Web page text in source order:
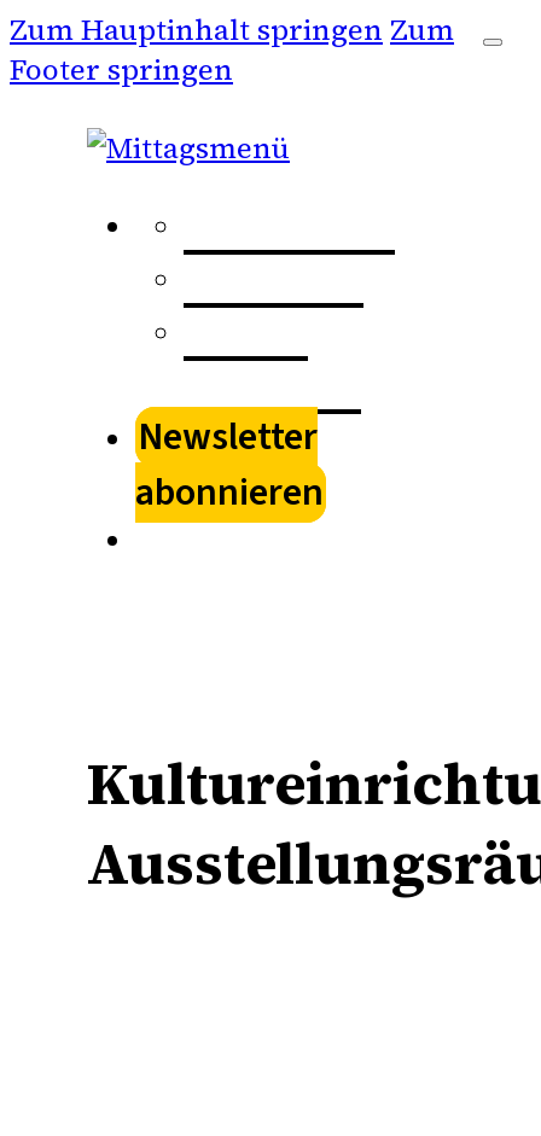
Zum Hauptinhalt springen Zum
Footer springen
Newsletter
abonnieren